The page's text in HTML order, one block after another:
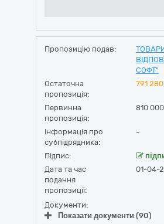
Пропозицію подав:
СОФТ"
Остаточна
пропозиція:
791 280
Первинна
пропозиція:
810
Інформація про
субпідрядника:
-
Підпис:
Дата та час
подання
пропозиції:
01-04-
Документи:
Показати документи (90)